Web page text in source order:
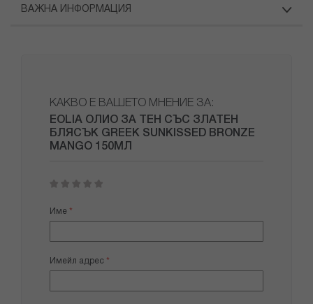
ВАЖНА ИНФОРМАЦИЯ
КАКВО Е ВАШЕТО МНЕНИЕ ЗА:
EOLIA ОЛИО ЗА ТЕН СЪС ЗЛАТЕН
БЛЯСЪК GREEK SUNKISSED BRONZE
MANGO 150МЛ
star
stars
stars
stars
stars
Име
Имейл адрес